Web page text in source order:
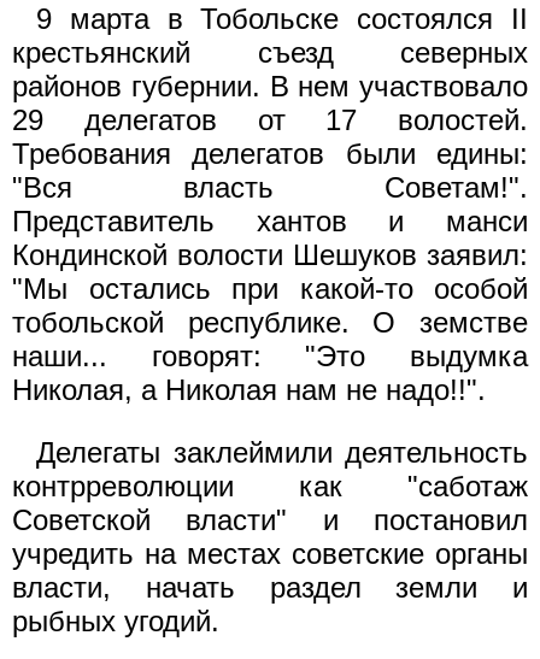
9 марта в Тобольске состоялся II
крестьянский съезд северных
районов губернии. В нем участвовало
29 делегатов от 17 волостей.
Требования делегатов были едины:
"Вся власть Советам!".
Представитель хантов и манси
Кондинской волости Шешуков заявил:
"Мы остались при какой-то особой
тобольской республике. О земстве
наши... говорят: "Это выдумка
Николая, а Николая нам не надо!!".
Делегаты заклеймили деятельность
контрреволюции как "саботаж
Советской власти" и постановил
учредить на местах советские органы
власти, начать раздел земли и
рыбных угодий.